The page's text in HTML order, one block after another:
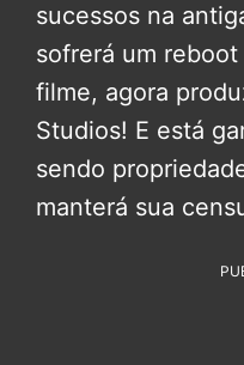
sucessos na
sofrerá um
filme, agora
Studios! E está
sendo
manterá sua